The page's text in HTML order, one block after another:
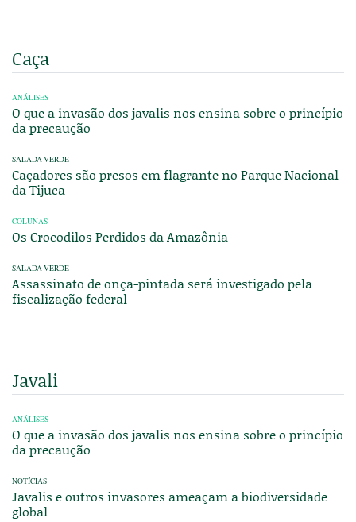
Caça
ANÁLISES
O que a invasão dos javalis nos ensina sobre o princípio
da precaução
SALADA VERDE
Caçadores são presos em flagrante no Parque Nacional
da Tijuca
COLUNAS
Os Crocodilos Perdidos da Amazônia
SALADA VERDE
Assassinato de onça-pintada será investigado pela
fiscalização federal
Javali
ANÁLISES
O que a invasão dos javalis nos ensina sobre o princípio
da precaução
NOTÍCIAS
Javalis e outros invasores ameaçam a biodiversidade
global